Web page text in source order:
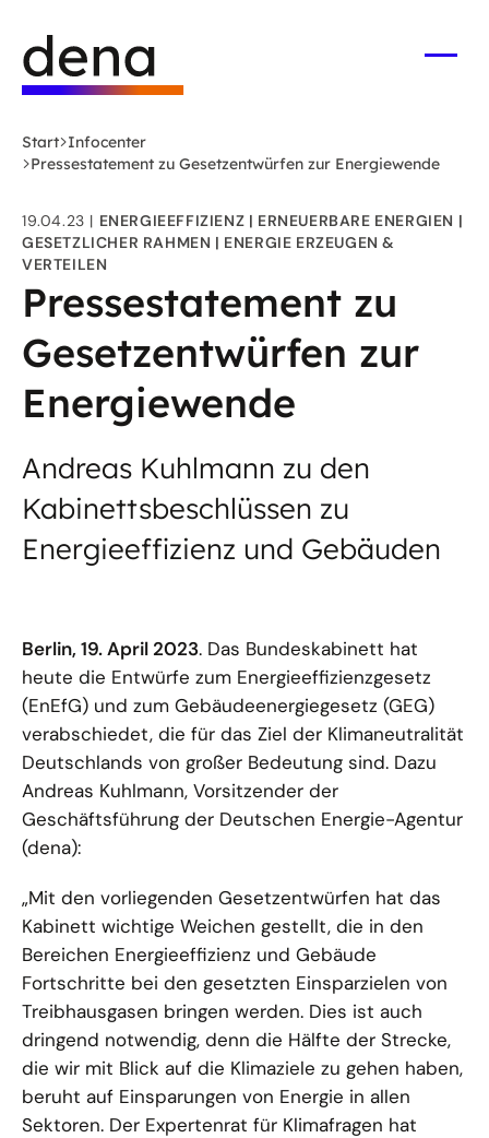
Hauptinhalt
springen
Deutsche
Energie-
Agentur
-
Startseite
Start Infocenter
Pressestatement zu Gesetzentwürfen zur Energiewende
19.04.23 ENERGIEEFFIZIENZ
ERNEUERBARE ENERGIEN
GESETZLICHER RAHMEN
ENERGIE ERZEUGEN &
VERTEILEN
Pressestatement zu
Gesetzentwürfen zur
Energiewende
Andreas Kuhlmann zu den
Kabinettsbeschlüssen zu
Energieeffizienz und Gebäuden
Berlin, 19. April 2023. Das Bundeskabinett hat
heute die Entwürfe zum Energieeffizienzgesetz
(EnEfG) und zum Gebäudeenergiegesetz (GEG)
verabschiedet, die für das Ziel der Klimaneutralität
Deutschlands von großer Bedeutung sind. Dazu
Andreas Kuhlmann, Vorsitzender der
Geschäftsführung der Deutschen Energie-Agentur
(dena):
„Mit den vorliegenden Gesetzentwürfen hat das
Kabinett wichtige Weichen gestellt, die in den
Bereichen Energieeffizienz und Gebäude
Fortschritte bei den gesetzten Einsparzielen von
Treibhausgasen bringen werden. Dies ist auch
dringend notwendig, denn die Hälfte der Strecke,
die wir mit Blick auf die Klimaziele zu gehen haben,
beruht auf Einsparungen von Energie in allen
Sektoren. Der Expertenrat für Klimafragen hat